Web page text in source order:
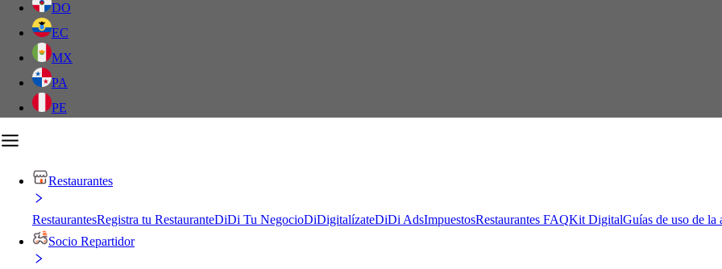
DO
EC
MX
PA
PE
Restaurantes
RestaurantesRegistra tu RestauranteDiDi Tu NegocioDiDigitalízateDiDi AdsImpuestosRestaurantes FAQKit DigitalGuías de uso de la
Socio Repartidor